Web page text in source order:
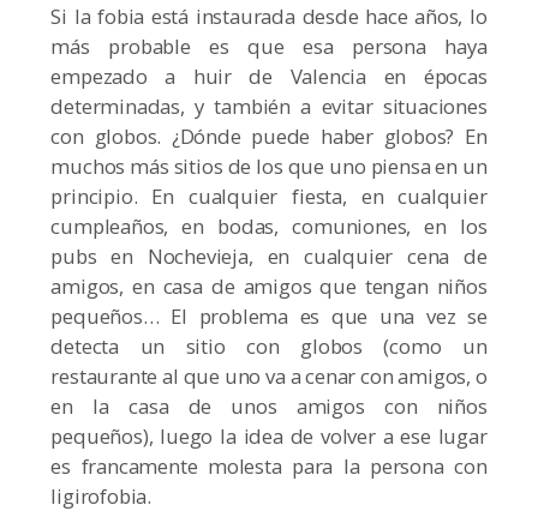
Si la fobia está instaurada desde hace años, lo
más probable es que esa persona haya
empezado a huir de Valencia en épocas
determinadas, y también a evitar situaciones
con globos. ¿Dónde puede haber globos? En
muchos más sitios de los que uno piensa en un
principio. En cualquier fiesta, en cualquier
cumpleaños, en bodas, comuniones, en los
pubs en Nochevieja, en cualquier cena de
amigos, en casa de amigos que tengan niños
pequeños… El problema es que una vez se
detecta un sitio con globos (como un
restaurante al que uno va a cenar con amigos, o
en la casa de unos amigos con niños
pequeños), luego la idea de volver a ese lugar
es francamente molesta para la persona con
ligirofobia.